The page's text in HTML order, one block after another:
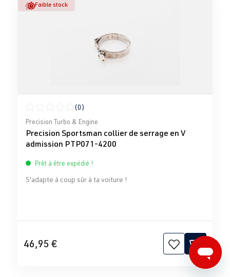
Faible stock
Note moyenne de 0 sur 5 étoiles
(0)
Precision Turbo & Engine
Precision Sportsman collier de serrage en V
admission PTP071-4200
Prêt à être expédié !
S'adapte à coup sûr à ta voiture !
46,95 €